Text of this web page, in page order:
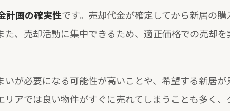
計画の確実性です。売却代金が確定してから新居の
た、売却活動に集中できるため、適正価格での売却
が必要になる可能性が高いことや、希望する新居
アでは良い物件がすぐに売れてしまうことも多く